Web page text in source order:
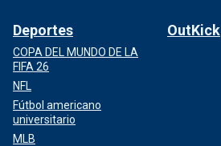
Deportes
COPA DEL MUNDO DE LA
FIFA 26
NFL
Fútbol americano
universitario
MLB
OutKick